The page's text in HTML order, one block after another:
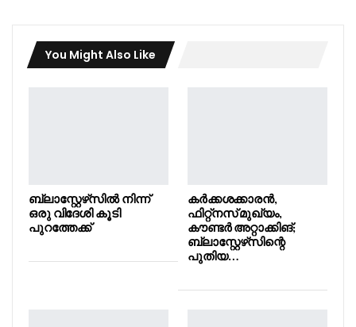
You Might Also Like
ബ്ലാസ്റ്റേഴ്‌സിൽ നിന്ന്
ഒരു വിദേശി കൂടി
പുറത്തേക്ക്
കർക്കശക്കാരൻ,
ഫിറ്റ്നസ് മുഖ്യം,
കൗണ്ടർ അറ്റാക്കിങ്;
ബ്ലാസ്റ്റേഴ്‌സിന്റെ
പുതിയ…